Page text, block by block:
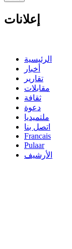
إعلانات
الرئيسية
أخبار
تقارير
مقابلات
ثقافة
دعوة
ملتميديا
اتصل بنا
Francais
Pulaar
الأرشيف